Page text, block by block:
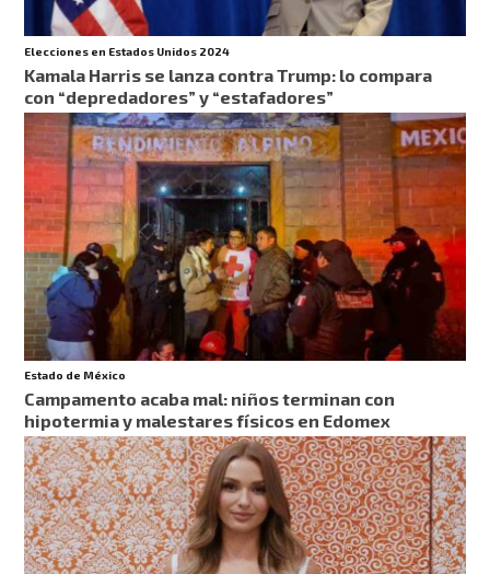
Elecciones en Estados Unidos 2024
Kamala Harris se lanza contra Trump: lo compara
con “depredadores” y “estafadores”
Estado de México
Campamento acaba mal: niños terminan con
hipotermia y malestares físicos en Edomex